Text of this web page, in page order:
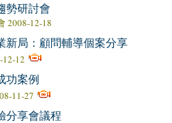
勢研討會
2008-12-18
新局：顧問輔導個案分享
12
功案例
11-27
分享會議程